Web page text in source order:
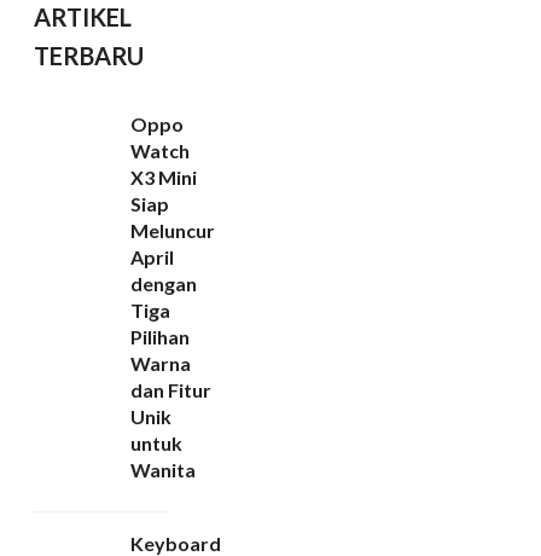
ARTIKEL
TERBARU
Oppo
Watch
X3 Mini
Siap
Meluncur
April
dengan
Tiga
Pilihan
Warna
dan Fitur
Unik
untuk
Wanita
Keyboard